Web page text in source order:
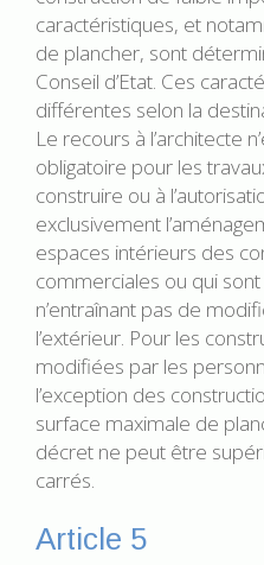
caractéristiques, et
de plancher, sont
Conseil d’Etat. Ces
différentes selon la
Le recours à l’architecte
obligatoire pour les
construire ou à
exclusivement
espaces intérieurs des
commerciales ou qui
n’entraînant pas de
l’extérieur. Pour les
modifiées par les
l’exception des
surface maximale de
décret ne peut être
carrés.
Article 5